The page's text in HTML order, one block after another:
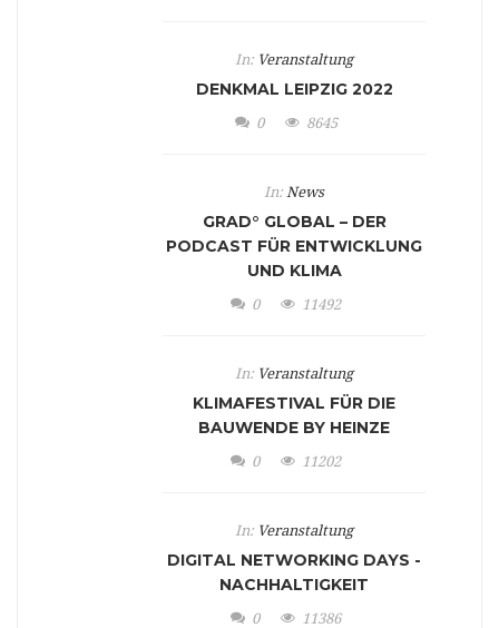
In: Veranstaltung
DENKMAL LEIPZIG 2022
0 8645
In: News
GRAD° GLOBAL – DER
PODCAST FÜR ENTWICKLUNG
UND KLIMA
0 11492
In: Veranstaltung
KLIMAFESTIVAL FÜR DIE
BAUWENDE BY HEINZE
0 11202
In: Veranstaltung
DIGITAL NETWORKING DAYS -
NACHHALTIGKEIT
0 11386